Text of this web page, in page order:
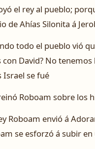
el rey al pueblo;
de Ahías Silonita á
todo el pueblo vió
David? No tenemos
Israel se fué
Roboam sobre los
Roboam envió á
se esforzó á subir